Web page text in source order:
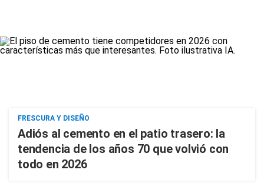
FRESCURA Y DISEÑO
Adiós al cemento en el patio trasero: la
tendencia de los años 70 que volvió con
todo en 2026